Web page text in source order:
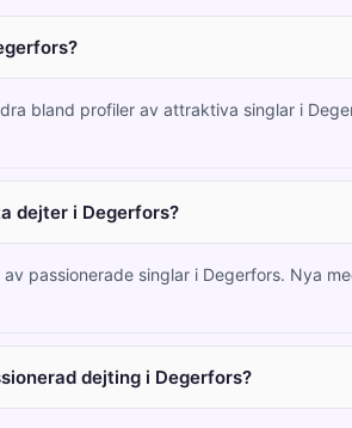
bland profiler av attraktiva singlar i
dejter i Degerfors?
passionerade singlar i Degerfors. Nya
dejting i Degerfors?